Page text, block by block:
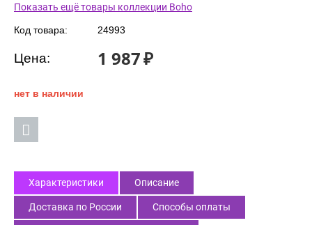
Показать ещё товары коллекции Boho
Код товара: 24993
Цена: 1 987₽
нет в наличии
Характеристики Описание
Доставка по России Способы оплаты